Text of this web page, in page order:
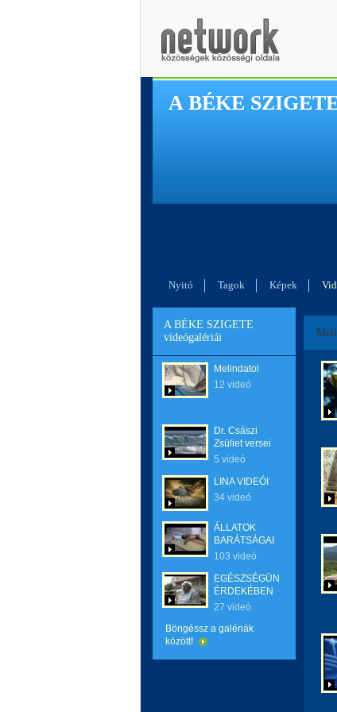
A BÉKE
Nyitó Tagok Képek
A BÉKE SZIGETE
videógalériái
Melindatol
12 videó
Dr. Császi
Zsüliet versei
5 videó
LINA VIDEÓI
34 videó
ÁLLATOK
BARÁTSÁGAI
103 videó
EGÉSZSÉGÜNK
ÉRDEKÉBEN
27 videó
Böngéssz a galériák
között!